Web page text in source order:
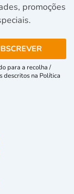
promoções
para a recolha /
descritos na Política